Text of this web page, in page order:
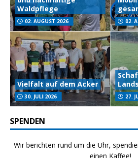
Waldpflege
02. AUGUST 2026 02.
Vielfalt auf dem Acker
30. JULI 2026 27.
SPENDEN
Wir berichten rund um die Uhr,
einen Kaffee!